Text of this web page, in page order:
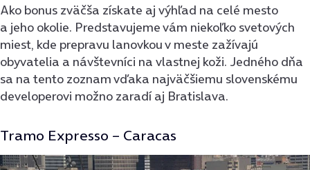
Ako bonus zväčša získate aj výhľad na celé mesto
a jeho okolie. Predstavujeme vám niekoľko svetových
miest, kde prepravu lanovkou v meste zažívajú
obyvatelia a návštevníci na vlastnej koži. Jedného dňa
sa na tento zoznam vďaka najväčšiemu slovenskému
developerovi možno zaradí aj Bratislava.
Tramo Expresso – Caracas